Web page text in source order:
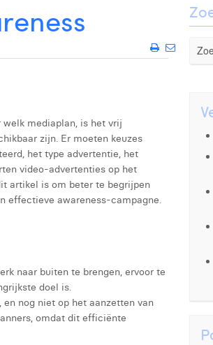
mediaplan, is het vrij
zijn. Er moeten keuzes
het type advertentie, het
video-advertenties op het
artikel is om beter te begrijpen
effectieve awareness-campagne.
naar buiten te brengen, ervoor te
doel is.
nog niet op het aanzetten van
omdat dit efficiënte